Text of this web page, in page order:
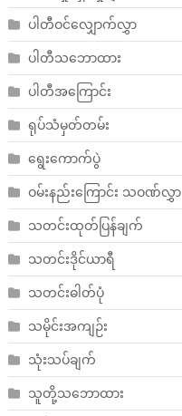
ပါတီဝင်လျှောက်လွှာ
ပါတီသဘောထား
ပါတီအကြောင်း
ရုပ်သံမှတ်တမ်း
ရွေးကောက်ပွဲ
ဝမ်းနည်းကြောင်း သဝဏ်လွှာ
သတင်းထုတ်ပြန်ချက်
သတင်းဒိုင်ယာရီ
သတင်းဓါတ်ပုံ
သမိုင်းအကျဉ်း
သုံးသပ်ချက်
သူတို့သဘောထား